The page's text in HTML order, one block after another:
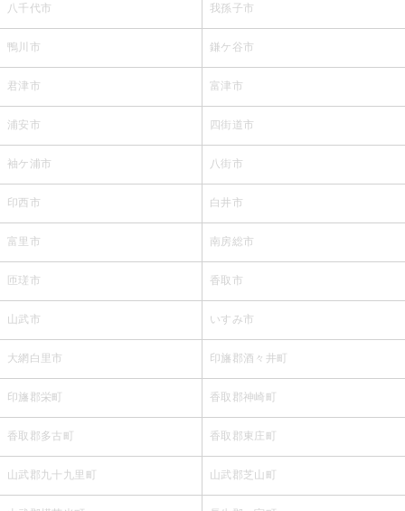
八千代市 我孫子市
鴨川市 鎌ケ谷市
君津市 富津市
浦安市 四街道市
袖ケ浦市 八街市
印西市 白井市
富里市 南房総市
匝瑳市 香取市
山武市 いすみ市
大網白里市 印旛郡酒々井町
印旛郡栄町 香取郡神崎町
香取郡多古町 香取郡東庄町
山武郡九十九里町 山武郡芝山町